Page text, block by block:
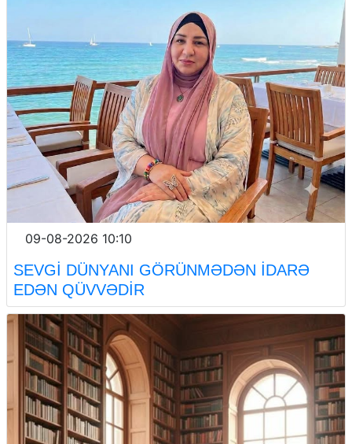
09-08-2026 10:10
SEVGİ DÜNYANI GÖRÜNMƏDƏN İDARƏ
EDƏN QÜVVƏDİR